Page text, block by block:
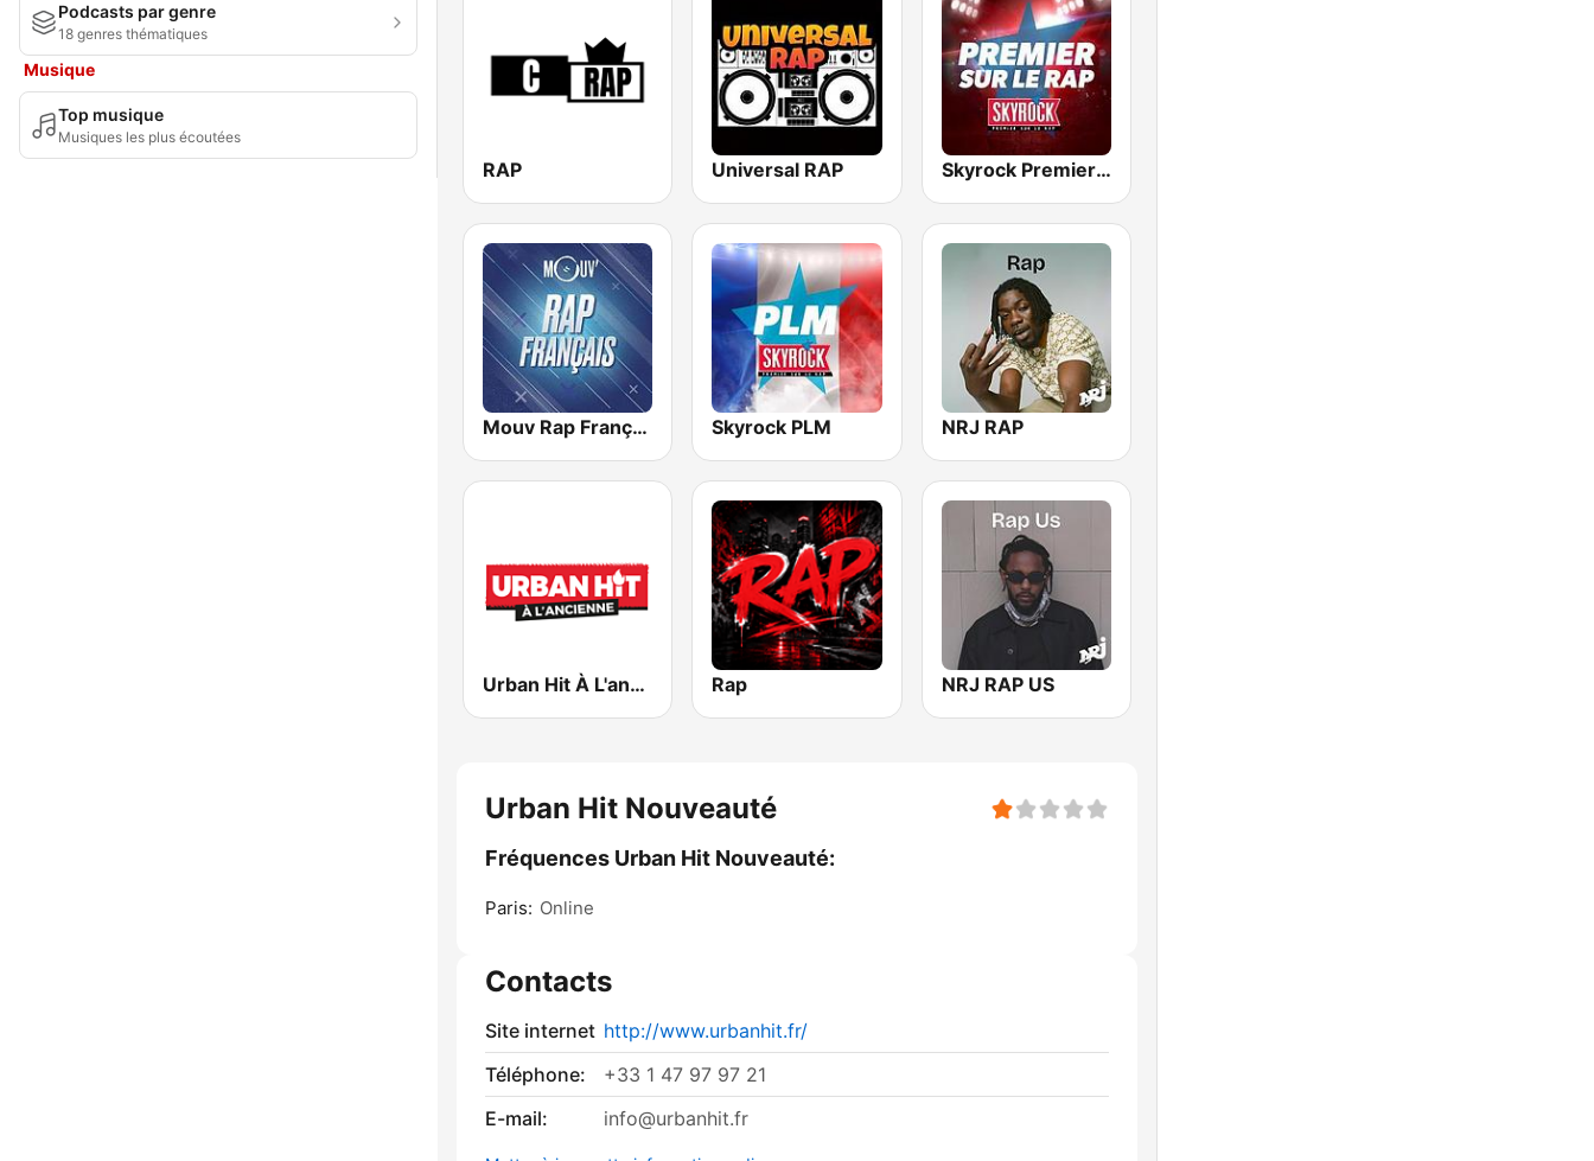
Podcasts par genre
18 genres thématiques
Musique
Top musique
Musiques les plus écoutées
RAP Universal RAP Skyrock Premier sur le Rap
Mouv Rap Français Skyrock PLM NRJ RAP
Urban Hit À L'ancienne Rap NRJ RAP US
Urban Hit Nouveauté
Fréquences Urban Hit Nouveauté:
Paris: Online
Contacts
Site internet http://www.urbanhit.fr/
Téléphone:
+33 1 47 97 97 21
E-mail:
info@urbanhit.fr